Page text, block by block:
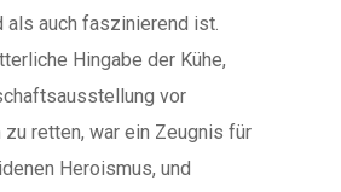
als auch faszinierend ist.
Hingabe der Kühe,
vor
zu retten, war ein Zeugnis für
Heroismus, und